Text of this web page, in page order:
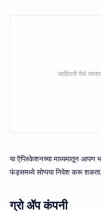
या ऍप्लिकेशनच्या माध्यमातून आपण
फंड्समध्ये सोप्पया निवेश करू शकता.
ग्रो ॲप कंपनी